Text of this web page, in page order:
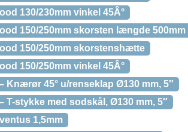
130/230mm vinkel 45Â°
150/250mm skorsten længde 500mm
150/250mm skorstenshætte
150/250mm vinkel 45Â°
Knærør 45° u/renseklap Ø130 mm, 5″
T-stykke med sodskål, Ø130 mm, 5″
1,5mm